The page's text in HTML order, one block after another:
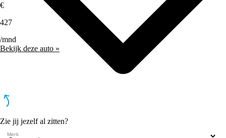
€
427
/mnd
Bekijk deze auto »
Zie jij jezelf al zitten?
Merk